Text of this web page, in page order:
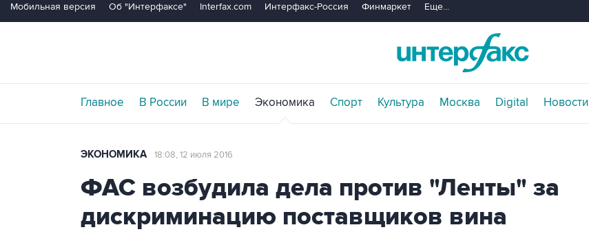
Мобильная версия Об "Интерфаксе" Interfax.com Интерфакс-Россия Финмаркет Еще...
Главное В России В мире Экономика Спорт Культура Москва Digital Новости
ЭКОНОМИКА 18:08, 12 июля 2016
ФАС возбудила дела против "Ленты" за
дискриминацию поставщиков вина